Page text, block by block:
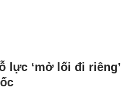
lực ‘mở lối đi riêng’